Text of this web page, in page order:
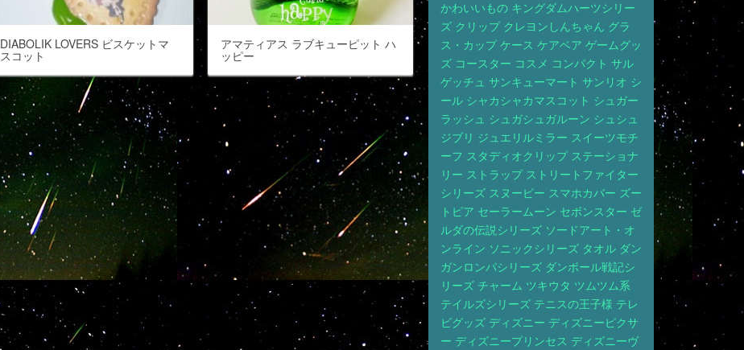
DIABOLIK LOVERS ビスケットマ
スコット
アマティアス ラブキューピット ハ
ッピー
かわいいもの キングダムハーツシリー
ズ クリップ クレヨンしんちゃん グラ
ス・カップ ケース ケアベア ゲームグッ
ズ コースター コスメ コンパクト サル
ゲッチュ サンキューマート サンリオ シ
ール シャカシャカマスコット シュガー
ラッシュ シュガシュガルーン シュシュ
ジブリ ジュエリルミラー スイーツモチ
ーフ スタディオクリップ ステーショナ
リー ストラップ ストリートファイター
シリーズ スヌーピー スマホカバー ズー
トピア セーラームーン セボンスター ゼ
ルダの伝説シリーズ ソードアート・オ
ンライン ソニックシリーズ タオル ダン
ガンロンパシリーズ ダンボール戦記シ
リーズ チャーム ツキウタ ツムツム系
テイルズシリーズ テニスの王子様 テレ
ビグッズ ディズニー ディズニーピクサ
ー ディズニープリンセス ディズニーヴ